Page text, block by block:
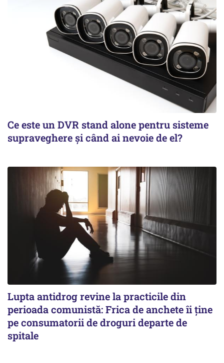
Ce este un DVR stand alone pentru sisteme
supraveghere și când ai nevoie de el?
Lupta antidrog revine la practicile din
perioada comunistă: Frica de anchete îi ține
pe consumatorii de droguri departe de
spitale